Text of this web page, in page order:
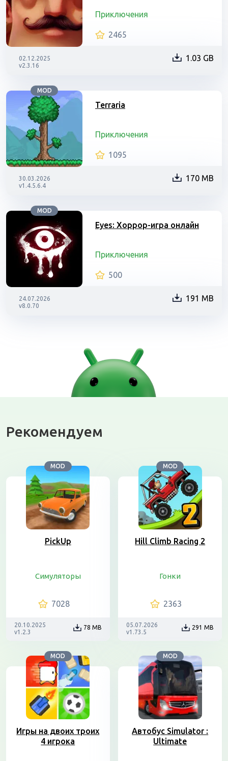
Приключения
2465
02.12.2025
v2.3.16
1.03 GB
MOD
Terraria
Приключения
1095
30.03.2026
v1.4.5.6.4
170 MB
MOD
Eyes: Хоррор-игра онлайн
Приключения
500
24.07.2026
v8.0.70
191 MB
Рекомендуем
MOD
PickUp
Симуляторы
7028
20.10.2025
v1.2.3
78 MB
MOD
Hill Climb Racing 2
Гонки
2363
05.07.2026
v1.73.5
291 MB
MOD
Игры на двоих троих
4 игрока
MOD
Автобус Simulator :
Ultimate